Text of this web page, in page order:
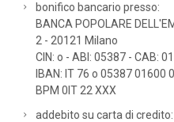
bonifico bancario presso:
BANCA POPOLARE
2 - 20121 Milano
CIN: o - ABI: 05387 - CAB:
IBAN: IT 76 o 05387 01600
BPM 0IT 22 XXX
addebito su carta di credito: